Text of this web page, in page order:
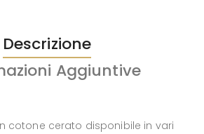
Descrizione
Aggiuntive
cotone cerato disponibile in vari